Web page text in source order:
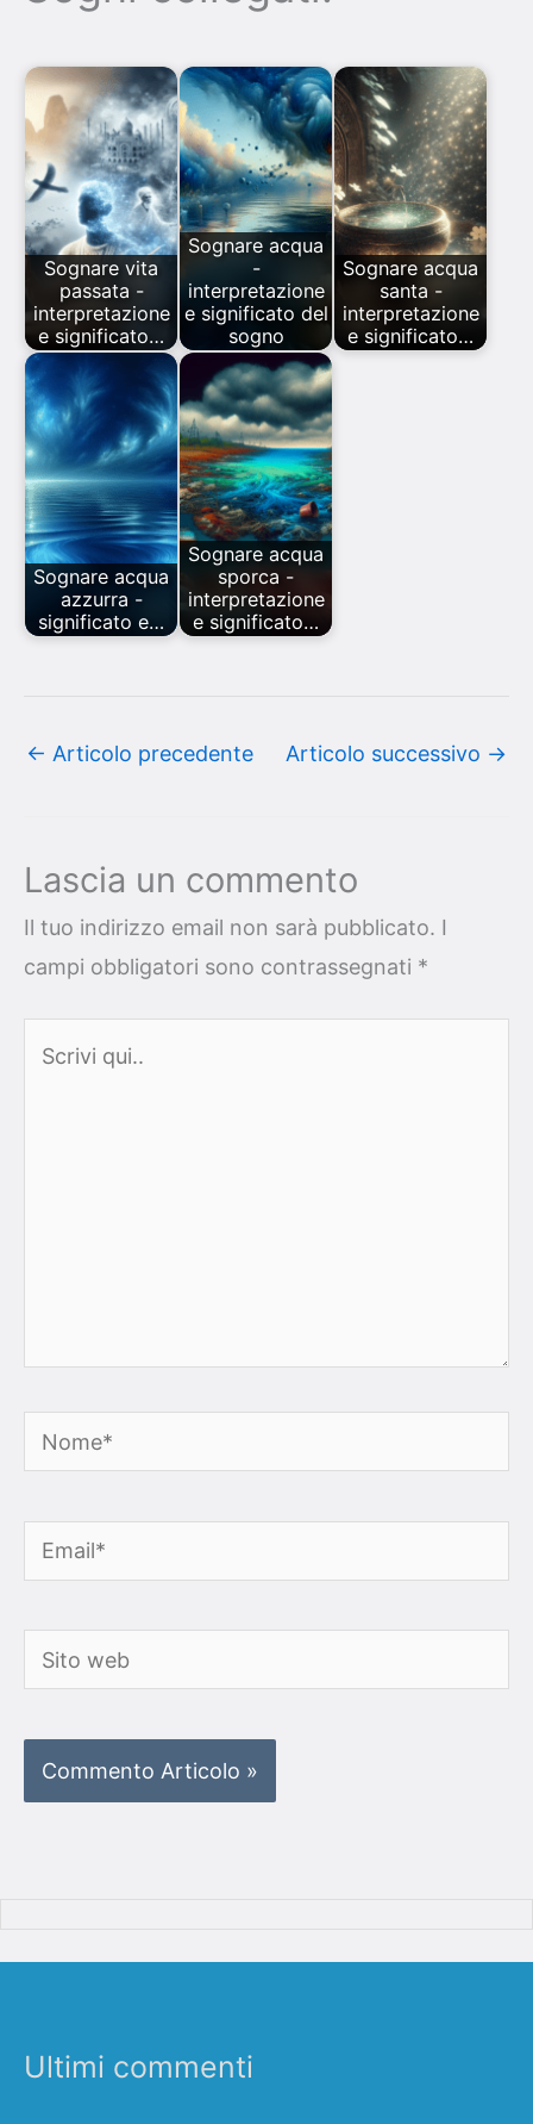
Sognare vita
passata -
interpretazione
e significato…
Sognare acqua
-
interpretazione
e significato del
sogno
Sognare acqua
santa -
interpretazione
e significato…
Sognare acqua
azzurra -
significato e…
Sognare acqua
sporca -
interpretazione
e significato…
← Articolo precedente Articolo successivo →
Lascia un commento
Il tuo indirizzo email non sarà pubblicato. I
campi obbligatori sono contrassegnati *
Nome*
Email*
Sito
web
Ultimi commenti